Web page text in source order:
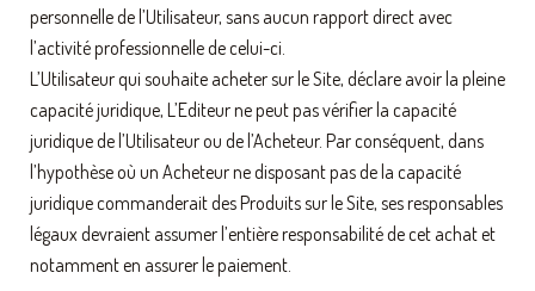
personnelle de l’Utilisateur, sans aucun rapport direct avec
l’activité professionnelle de celui-ci.
L’Utilisateur qui souhaite acheter sur le Site, déclare avoir la pleine
capacité juridique, L’Editeur ne peut pas vérifier la capacité
juridique de l’Utilisateur ou de l’Acheteur. Par conséquent, dans
l’hypothèse où un Acheteur ne disposant pas de la capacité
juridique commanderait des Produits sur le Site, ses responsables
légaux devraient assumer l’entière responsabilité de cet achat et
notamment en assurer le paiement.